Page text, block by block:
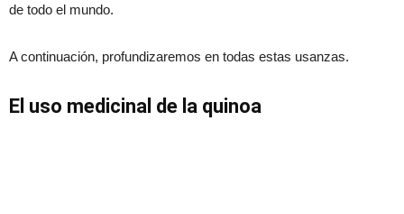
de todo el mundo.
A continuación, profundizaremos en todas estas usanzas.
El uso medicinal de la quinoa